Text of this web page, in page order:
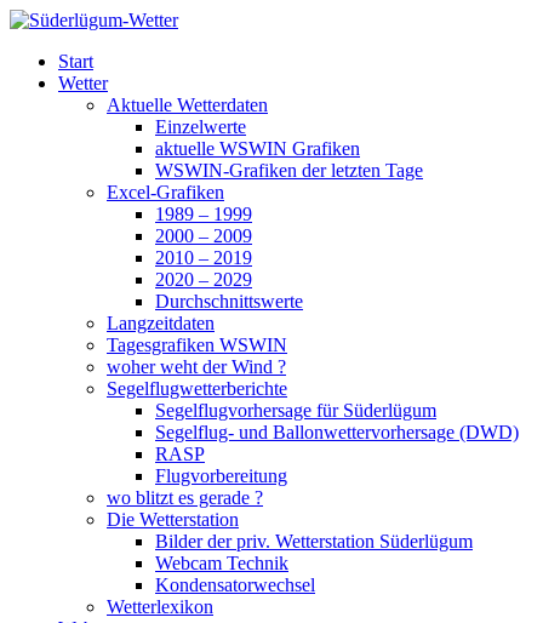
Zum
springen
Süderlügum-Wetter
Start
Wetter
Aktuelle Wetterdaten
Einzelwerte
aktuelle WSWIN Grafiken
WSWIN-Grafiken der letzten Tage
Excel-Grafiken
1989 – 1999
2000 – 2009
2010 – 2019
2020 – 2029
Durchschnittswerte
Langzeitdaten
Tagesgrafiken WSWIN
woher weht der Wind ?
Segelflugwetterberichte
Segelflugvorhersage für Süderlügum
Segelflug- und Ballonwettervorhersage (DWD)
RASP
Flugvorbereitung
wo blitzt es gerade ?
Die Wetterstation
Bilder der priv. Wetterstation Süderlügum
Webcam Technik
Kondensatorwechsel
Wetterlexikon